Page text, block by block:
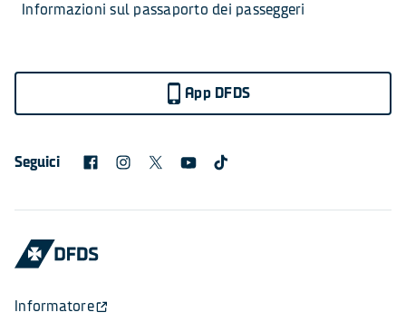
Informazioni sul passaporto dei passeggeri
App DFDS
Seguici
Informatore